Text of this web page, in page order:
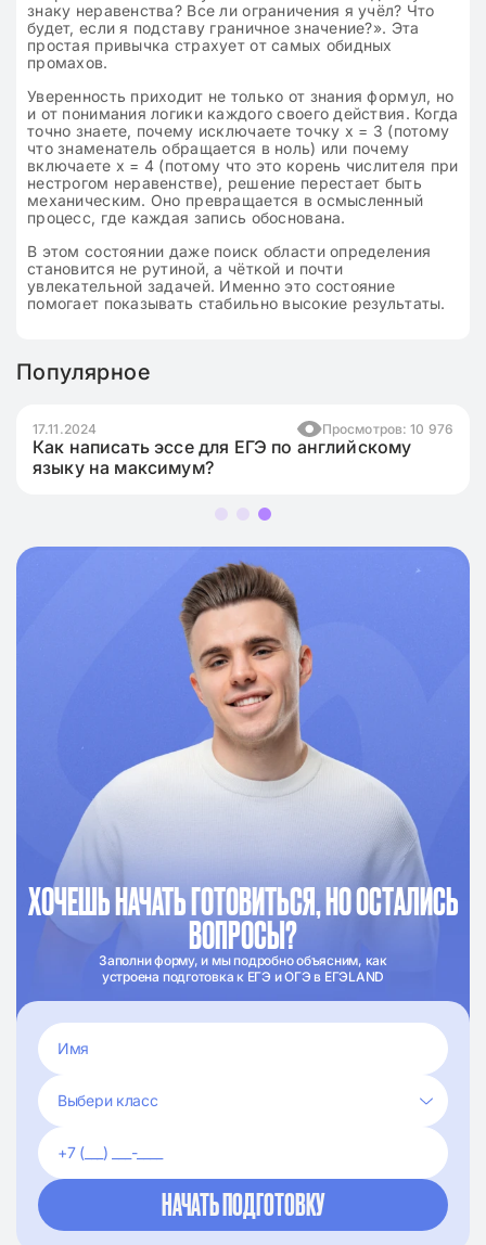
знаку неравенства? Все ли ограничения я учёл? Что
будет, если я подставу граничное значение?». Эта
простая привычка страхует от самых обидных
промахов.
Уверенность приходит не только от знания формул, но
и от понимания логики каждого своего действия. Когда
точно знаете, почему исключаете точку x = 3 (потому
что знаменатель обращается в ноль) или почему
включаете x = 4 (потому что это корень числителя при
нестрогом неравенстве), решение перестает быть
механическим. Оно превращается в осмысленный
процесс, где каждая запись обоснована.
В этом состоянии даже поиск области определения
становится не рутиной, а чёткой и почти
увлекательной задачей. Именно это состояние
помогает показывать стабильно высокие результаты.
ХОЧЕШЬ НАЧАТЬ ГОТОВИТЬСЯ, НО ОСТАЛИСЬ
ВОПРОСЫ?
Заполни форму, и мы подробно объясним, как
устроена подготовка к ЕГЭ и ОГЭ в ЕГЭLAND
Популярное
17.11.2024 Просмотров: 10 976
Как написать эссе для ЕГЭ по английскому
языку на максимум?